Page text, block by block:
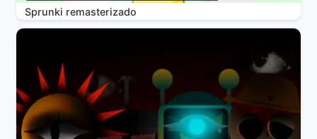
Sprunki remasterizado